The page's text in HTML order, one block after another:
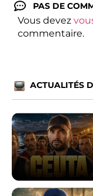
PAS DE
Vous devez
commentaire.
ACTUALITÉS